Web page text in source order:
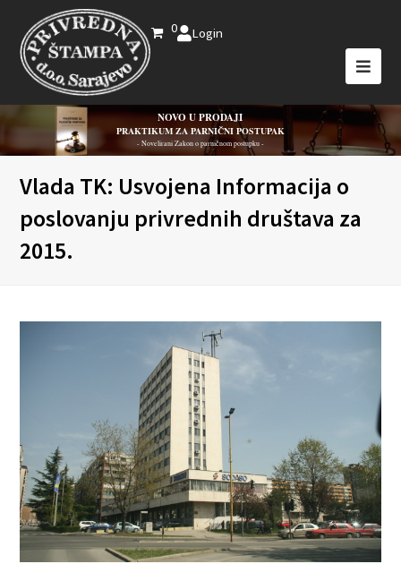
0 Login
NOVO U PRODAJI
PRAKTIKUM ZA PARNIČNI POSTUPAK
- Novelirani Zakon o parničnom postupku -
Vlada TK: Usvojena Informacija o
poslovanju privrednih društava za
2015.